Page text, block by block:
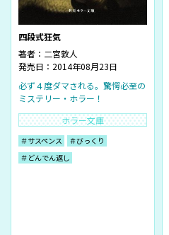
四段式狂気
著者： 二宮敦人
発売日：2014年08月23日
必ず４度ダマされる。驚愕必至の
ミステリー・ホラー！
ホラー文庫
＃サスペンス
＃びっくり
＃どんでん返し